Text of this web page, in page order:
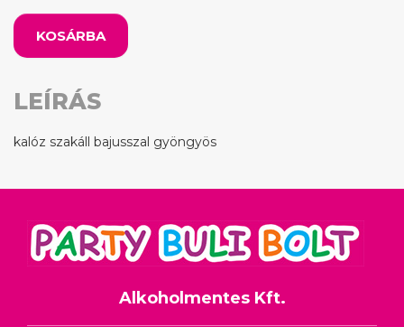
KOSÁRBA
LEÍRÁS
kalóz szakáll bajusszal gyöngyös
Alkoholmentes Kft.